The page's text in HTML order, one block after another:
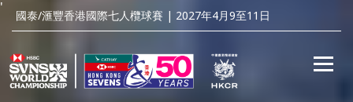
' 國泰/滙豐香港國際七人欖球賽 | 2027年4月9至11日